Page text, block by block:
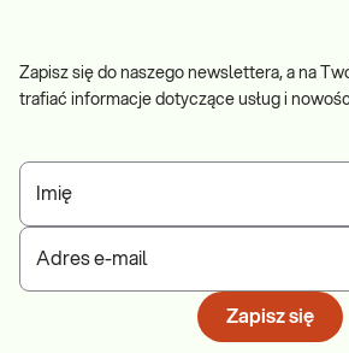
Zapisz się do naszego newslettera, a na
trafiać informacje dotyczące usług i
Imię
Adres e-mail
Zapisz się